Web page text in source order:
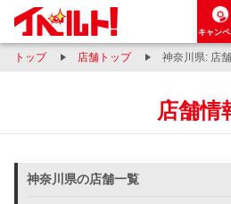
キャン
トップ 店舗トップ 神奈川県: 店
店舗情
神奈川県の店舗一覧